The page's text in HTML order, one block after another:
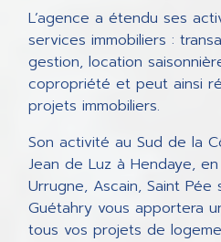
L’agence a étendu ses
services immobiliers :
gestion, location
copropriété et peut ainsi
projets immobiliers.
Son activité au Sud de la
Jean de Luz à Hendaye,
Urrugne, Ascain, Saint Pée
Guétahry vous apportera
tous vos projets de